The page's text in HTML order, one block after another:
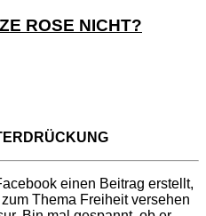
ROSE NICHT?
einen Beitrag erstellt,
Thema Freiheit versehen